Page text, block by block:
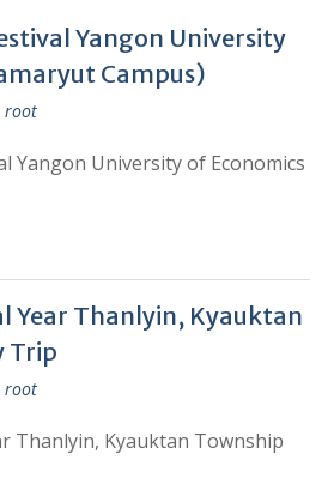
Yangon University
Campus)
root
Yangon University of Economics
Year Thanlyin, Kyauktan
Trip
root
Thanlyin, Kyauktan Township